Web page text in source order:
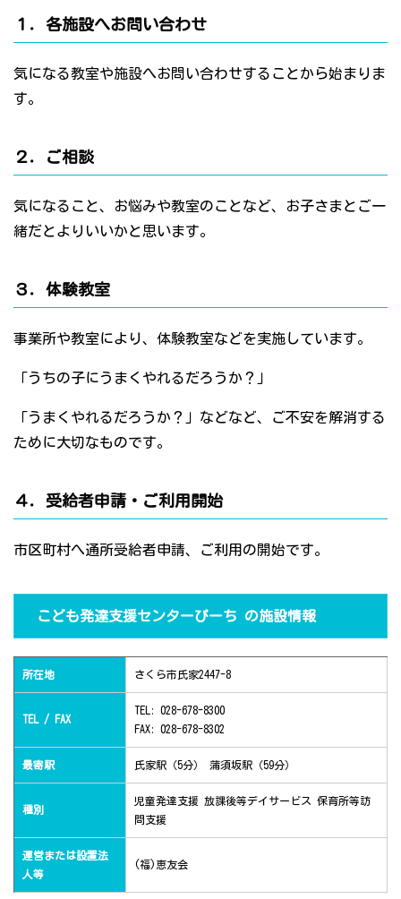
１．各施設へお問い合わせ
気になる教室や施設へお問い合わせすることから始まりま
す。
２．ご相談
気になること、お悩みや教室のことなど、お子さまとご一
緒だとよりいいかと思います。
３．体験教室
事業所や教室により、体験教室などを実施しています。
「うちの子にうまくやれるだろうか？」
「うまくやれるだろうか？」などなど、ご不安を解消する
ために大切なものです。
４．受給者申請・ご利用開始
市区町村へ通所受給者申請、ご利用の開始です。
こども発達支援センターぴーち の施設情報
所在地 さくら市氏家2447-8
TEL / FAX
TEL: 028-678-8300
FAX: 028-678-8302
最寄駅 氏家駅（5分） 蒲須坂駅（59分）
種別
児童発達支援 放課後等デイサービス 保育所等訪
問支援
運営または設置法
人等
(福)恵友会